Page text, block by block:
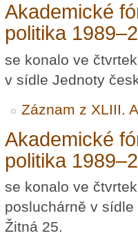
Akademické
politika
se konalo ve
v sídle Jednoty
Záznam z XLIII.
Akademické
politika
se konalo ve
posluchárně v
Žitná 25.